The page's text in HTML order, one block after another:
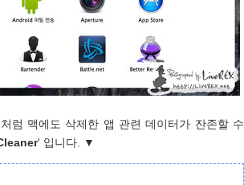
럼 맥에도 삭제한 앱 관련 데이터가 잔존할 수
' 입니다. ▼